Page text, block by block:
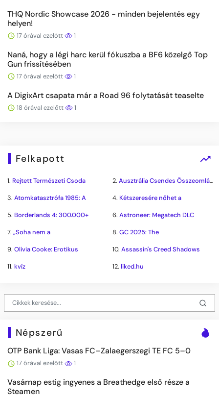
THQ Nordic Showcase 2026 - minden bejelentés egy
helyen!
17 órával ezelőtt 1
Naná, hogy a légi harc kerül fókuszba a BF6 közelgő Top
Gun frissítésében
17 órával ezelőtt 1
A DigixArt csapata már a Road 96 folytatását teaselte
18 órával ezelőtt 1
Felkapott
1. Rejtett Természeti Csoda 2. Ausztrália Csendes Összeomlása
3. Atomkatasztrófa 1985: A 4. Kétszeresére nőhet a
5. Borderlands 4: 300.000+ 6. Astroneer: Megatech DLC
7. „Soha nem a 8. GC 2025: The
9. Olivia Cooke: Erotikus 10. Assassin's Creed Shadows
11. kvíz 12. liked.hu
Népszerű
OTP Bank Liga: Vasas FC–Zalaegerszegi TE FC 5–0
17 órával ezelőtt 1
Vasárnap estig ingyenes a Breathedge első része a
Steamen